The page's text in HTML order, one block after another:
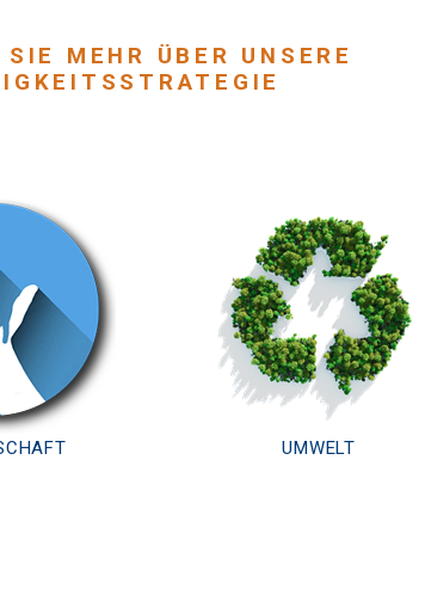
SIE MEHR ÜBER UNSERE
UMWELT